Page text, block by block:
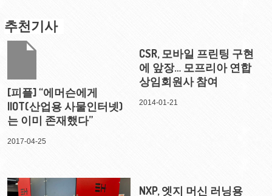
추천기사
[피플] “에머슨에게
IIOT(산업용 사물인터넷)
는 이미 존재했다”
2017-04-25
CSR, 모바일 프린팅 구현
에 앞장… 모프리아 연합
상임회원사 참여
2014-01-21
NXP, 엣지 머신 러닝용